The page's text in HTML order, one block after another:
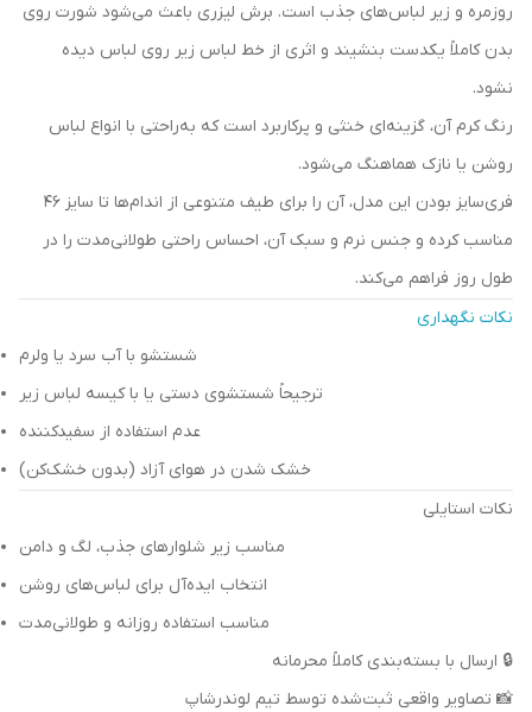
روزمره و زیر لباس‌های جذب است. برش لیزری باعث می‌شود شورت روی
بدن کاملاً یکدست بنشیند و اثری از خط لباس زیر روی لباس دیده
نشود.
رنگ کرم آن، گزینه‌ای خنثی و پرکاربرد است که به‌راحتی با انواع لباس
روشن یا نازک هماهنگ می‌شود.
فری‌سایز بودن این مدل، آن را برای طیف متنوعی از اندام‌ها تا سایز 46
مناسب کرده و جنس نرم و سبک آن، احساس راحتی طولانی‌مدت را در
طول روز فراهم می‌کند.
نکات نگهداری
شستشو با آب سرد یا ولرم
ترجیحاً شستشوی دستی یا با کیسه لباس زیر
عدم استفاده از سفیدکننده
خشک شدن در هوای آزاد (بدون خشک‌کن)
نکات استایلی
مناسب زیر شلوارهای جذب، لگ و دامن
انتخاب ایده‌آل برای لباس‌های روشن
مناسب استفاده روزانه و طولانی‌مدت
🔒 ارسال با بسته‌بندی کاملاً محرمانه
📸 تصاویر واقعی ثبت‌شده توسط تیم لوندرشاپ